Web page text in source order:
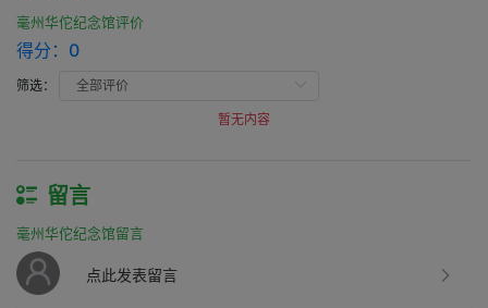
毫州华佗纪念馆评价
得分： 0
筛选：
暂无内容
留言
毫州华佗纪念馆留言
点此发表留言